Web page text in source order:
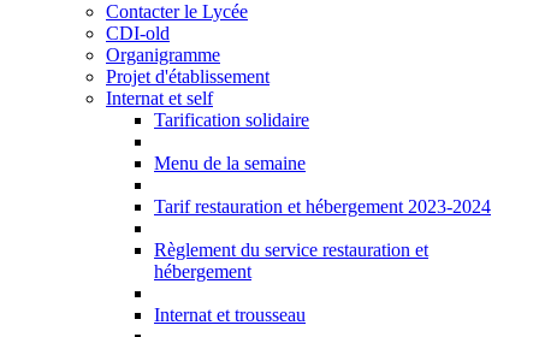
Contacter le Lycée
CDI-old
Organigramme
Projet d'établissement
Internat et self
Tarification solidaire
Menu de la semaine
Tarif restauration et hébergement 2023-2024
Règlement du service restauration et
hébergement
Internat et trousseau